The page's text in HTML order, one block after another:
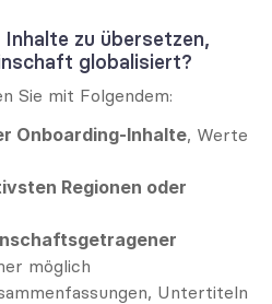
zu übersetzen,
globalisiert?
Sie mit Folgendem:
Onboarding-Inhalte, Werte
Regionen oder
möglich
Untertiteln